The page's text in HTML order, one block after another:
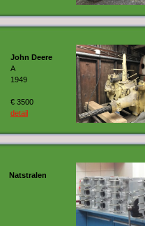
John Deere
A
1949
€ 3500
detail
Natstralen